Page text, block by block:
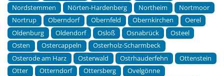
Nordstemmen
Nörten-Hardenberg Northeim
Nortmoor
Nortrup
Oberndorf Obernfeld Obernkirchen
Oerel
Oldenburg
Oldendorf Osloß Osnabrück
Osteel
Osten
Ostercappeln
Osterholz-Scharmbeck
Osterode am Harz
Osterwald Ostrhauderfehn
Ottenstein
Otter
Otterndorf Ottersberg
Ovelgönne